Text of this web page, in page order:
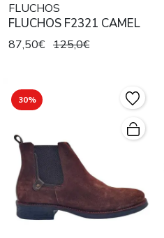
FLUCHOS
FLUCHOS F2321 CAMEL
87,50€ 125,0€
30%